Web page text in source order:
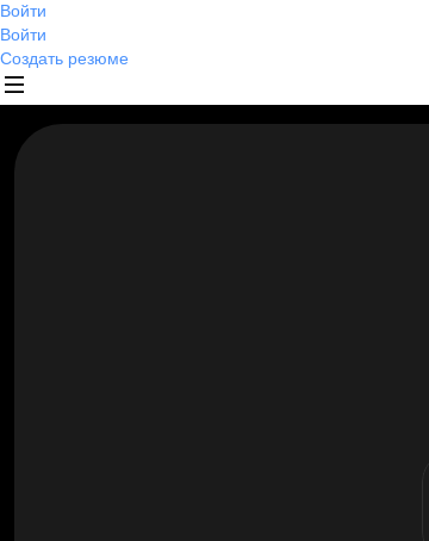
Войти
Войти
Создать резюме